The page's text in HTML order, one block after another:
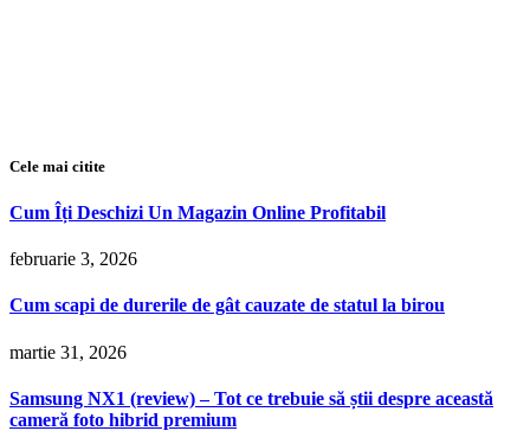
Cele mai citite
Cum Îți Deschizi Un Magazin Online Profitabil
februarie 3, 2026
Cum scapi de durerile de gât cauzate de statul la birou
martie 31, 2026
Samsung NX1 (review) – Tot ce trebuie să știi despre această
cameră foto hibrid premium